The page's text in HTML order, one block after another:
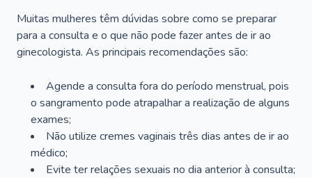
Muitas mulheres têm dúvidas sobre como se preparar
para a consulta e o que não pode fazer antes de ir ao
ginecologista. As principais recomendações são:
Agende a consulta fora do período menstrual, pois
o sangramento pode atrapalhar a realização de alguns
exames;
Não utilize cremes vaginais três dias antes de ir ao
médico;
Evite ter relações sexuais no dia anterior à consulta;